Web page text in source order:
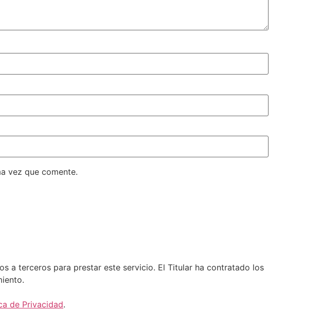
vez que comente.
a terceros para prestar este servicio. El Titular ha contratado los
de Privacidad.